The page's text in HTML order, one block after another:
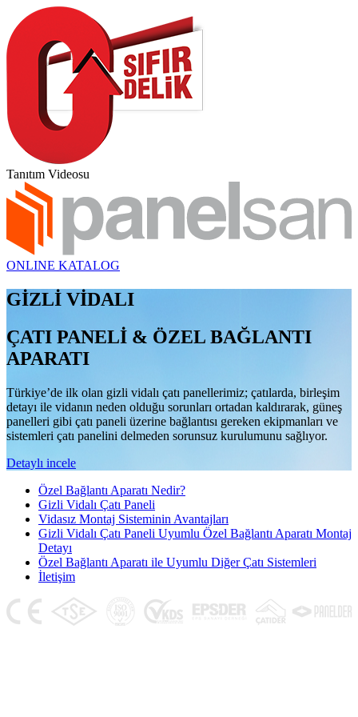
Tanıtım Videosu
ONLINE KATALOG
GİZLİ VİDALI
ÇATI PANELİ & ÖZEL BAĞLANTI
APARATI
Türkiye’de ilk olan gizli vidalı çatı panellerimiz; çatılarda, birleşim
detayı ile vidanın neden olduğu sorunları ortadan kaldırarak, güneş
panelleri gibi çatı paneli üzerine bağlantısı gereken ekipmanları ve
sistemleri çatı panelini delmeden sorunsuz kurulumunu sağlıyor.
Detaylı incele
Özel Bağlantı Aparatı Nedir?
Gizli Vidalı Çatı Paneli
Vidasız Montaj Sisteminin Avantajları
Gizli Vidalı Çatı Paneli Uyumlu Özel Bağlantı Aparatı Montaj
Detayı
Özel Bağlantı Aparatı ile Uyumlu Diğer Çatı Sistemleri
İletişim